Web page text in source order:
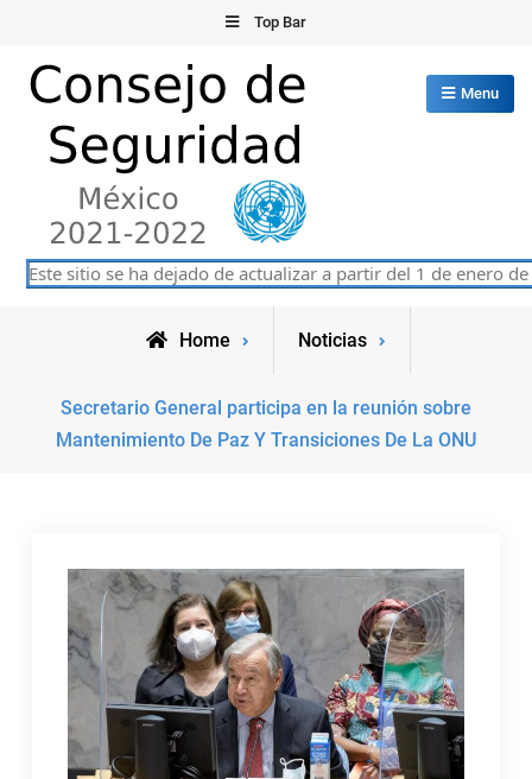
content
Top Bar
Consejo de Seguridad de las
Naciones Unidas
México 2021-2022
Menu
Este sitio se ha dejado de actualizar a partir del 1 de enero
Home Noticias
Secretario General participa en la reunión sobre
Mantenimiento De Paz Y Transiciones De La ONU